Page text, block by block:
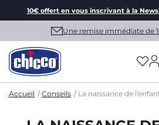
10€ offert en vous inscrivant à la
Accueil Conseils La naissance de